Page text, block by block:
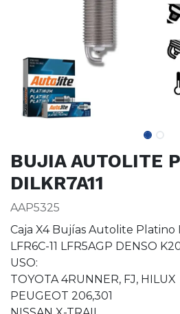
BUJIA AUTOLITE
DILKR7A11
AAP5325
Caja X4 Bujías Autolite Platino
LFR6C-11 LFR5AGP DENSO
USO:
TOYOTA 4RUNNER, FJ, HILUX
PEUGEOT 206,301